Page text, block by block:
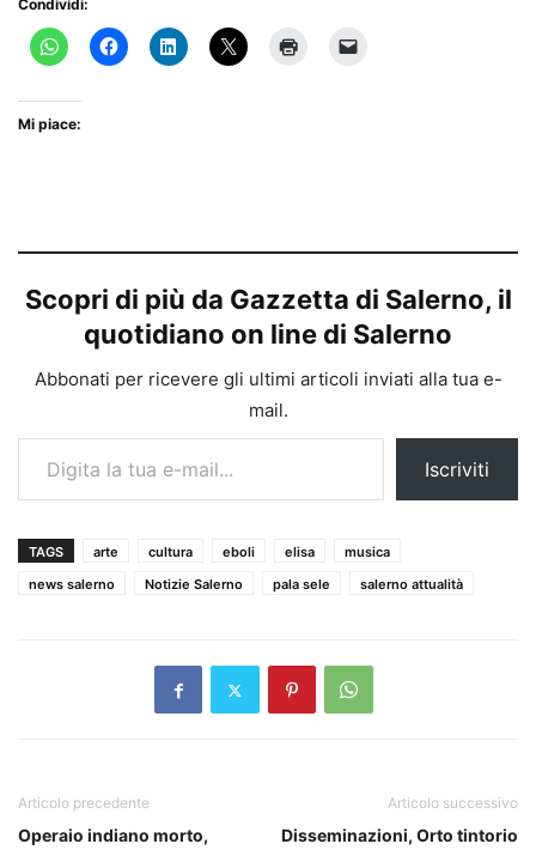
Condividi:
Mi piace:
Scopri di più da Gazzetta di Salerno, il
quotidiano on line di Salerno
Abbonati per ricevere gli ultimi articoli inviati alla tua e-
mail.
Digita la tua e-mail...
Iscriviti
TAGS arte cultura eboli elisa
musica
news salerno
Notizie Salerno pala sele salerno attualità
Articolo precedente
Operaio indiano morto,
Articolo successivo
Disseminazioni, Orto tintorio